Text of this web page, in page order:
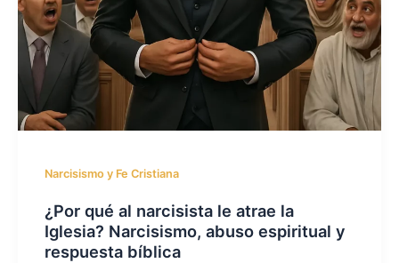
Narcisismo y Fe Cristiana
¿Por qué al narcisista le atrae la
Iglesia? Narcisismo, abuso espiritual y
respuesta bíblica